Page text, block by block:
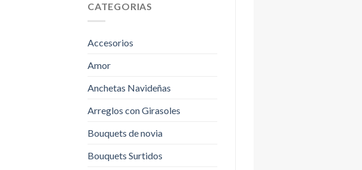
CATEGORIAS
Accesorios
Amor
Anchetas Navideñas
Arreglos con Girasoles
Bouquets de novia
Bouquets Surtidos